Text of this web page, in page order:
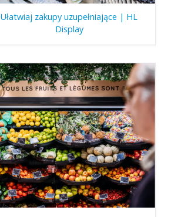
Ułatwiaj zakupy uzupełniające | HL
Display